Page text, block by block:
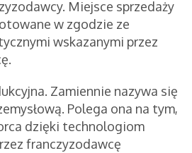
Miejsce sprzedaży
w zgodzie ze
wskazanymi przez
Zamiennie nazywa się
Polega ona na tym,
dzięki technologiom
franczyzodawcę